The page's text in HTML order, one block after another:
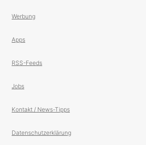
Werbung
Apps
RSS-Feeds
Jobs
Kontakt / News-Tipps
Datenschutzerklärung